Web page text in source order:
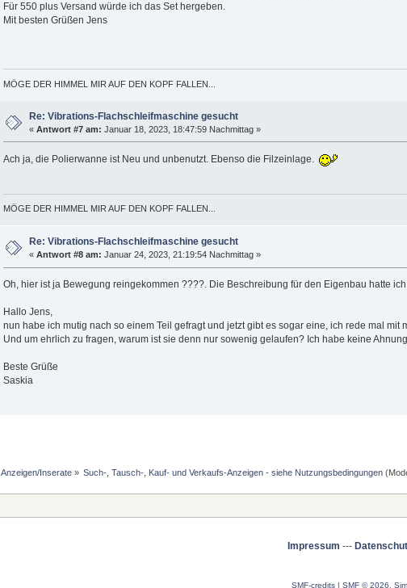
Für 550 plus Versand würde ich das Set hergeben.
Mit besten Grüßen Jens
MÖGE DER HIMMEL MIR AUF DEN KOPF FALLEN...
Re: Vibrations-Flachschleifmaschine gesucht
« Antwort #7 am: Januar 18, 2023, 18:47:59 Nachmittag »
Ach ja, die Polierwanne ist Neu und unbenutzt. Ebenso die Filzeinlage.
MÖGE DER HIMMEL MIR AUF DEN KOPF FALLEN...
Re: Vibrations-Flachschleifmaschine gesucht
« Antwort #8 am: Januar 24, 2023, 21:19:54 Nachmittag »
Oh, hier ist ja Bewegung reingekommen ????. Die Beschreibung für den Eigenbau hatte
Hallo Jens,
nun habe ich mutig nach so einem Teil gefragt und jetzt gibt es sogar eine, ich rede mal
Und um ehrlich zu fragen, warum ist sie denn nur sowenig gelaufen? Ich habe keine
Beste Grüße
Saskia
Anzeigen/Inserate» Such-, Tausch-, Kauf- und Verkaufs-Anzeigen - siehe Nutzungsbedingungen
Impressum ---
SMF-credits | SMF © 2026